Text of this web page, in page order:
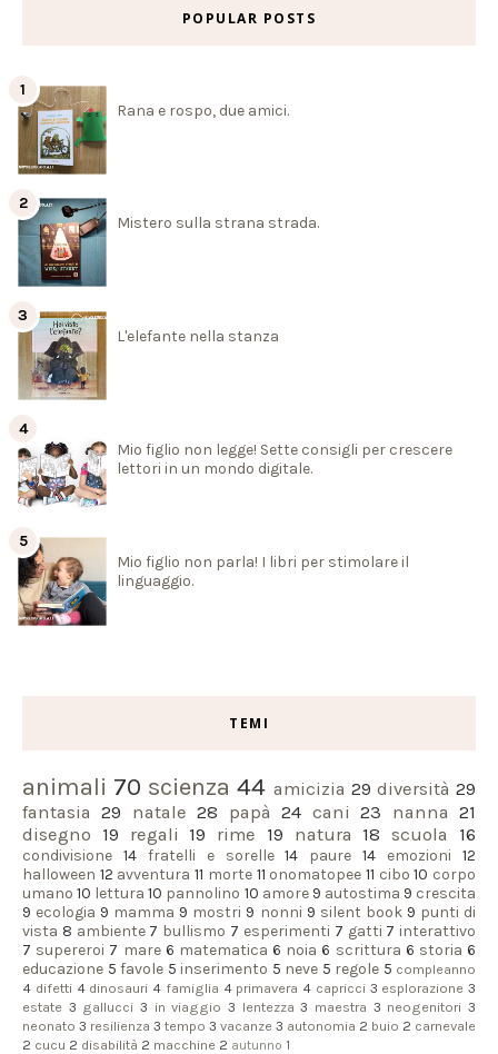
POPULAR POSTS
Rana e rospo, due amici.
Mistero sulla strana strada.
L'elefante nella stanza
Mio figlio non legge! Sette consigli per crescere
lettori in un mondo digitale.
Mio figlio non parla! I libri per stimolare il
linguaggio.
TEMI
animali 70 scienza 44 amicizia 29 diversità 29
fantasia
29 natale 28 papà 24 cani 23 nanna 21
disegno
19 regali 19 rime 19 natura 18 scuola 16
condivisione 14 fratelli e sorelle 14 paure 14 emozioni
12
halloween 12 avventura 11 morte 11 onomatopee 11 cibo 10 corpo
umano 10 lettura 10 pannolino 10 amore 9 autostima 9 crescita
9 ecologia 9 mamma 9 mostri 9 nonni 9 silent book 9 punti di
vista 8 ambiente 7 bullismo 7 esperimenti 7 gatti 7 interattivo
7 supereroi 7 mare 6 matematica 6 noia 6 scrittura 6 storia 6
educazione 5 favole 5 inserimento 5 neve 5 regole 5 compleanno
4 difetti 4 dinosauri 4 famiglia 4 primavera 4 capricci 3 esplorazione 3
estate 3 gallucci 3 in viaggio 3 lentezza 3 maestra 3 neogenitori 3
neonato 3 resilienza 3 tempo 3 vacanze 3 autonomia 2 buio 2 carnevale
2 cucu 2 disabilità 2 macchine 2 autunno 1